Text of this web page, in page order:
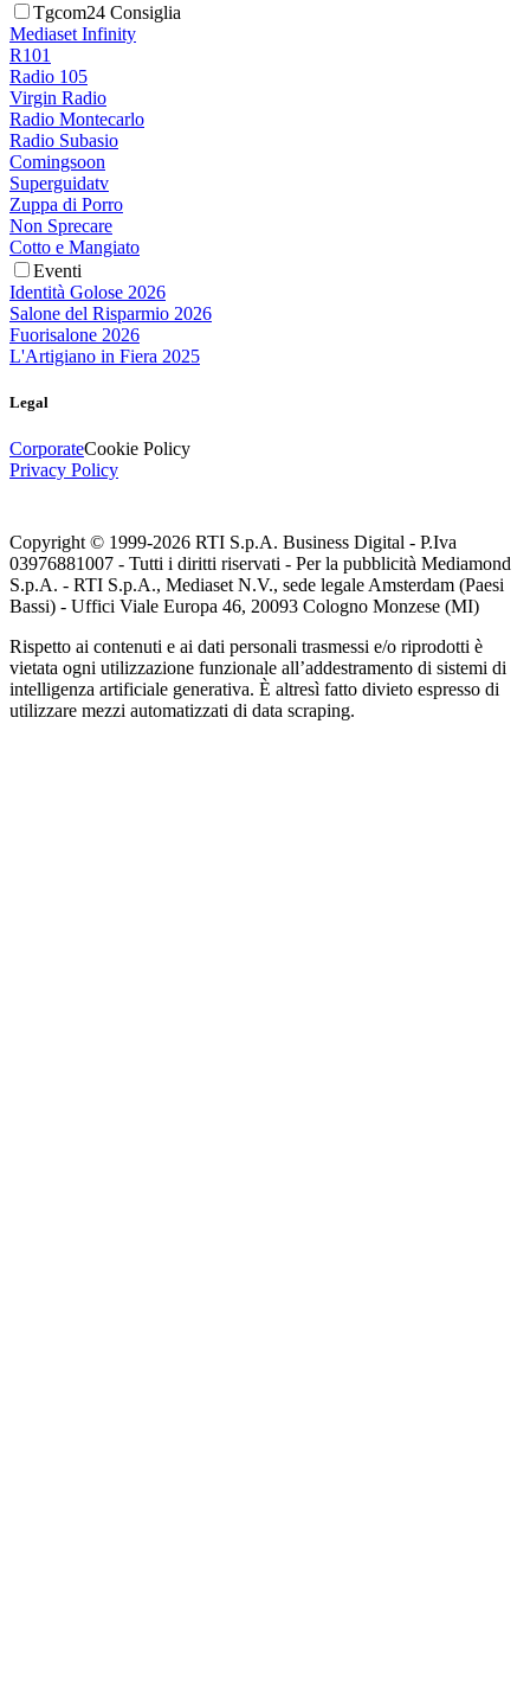
Tgcom24 Consiglia
Mediaset Infinity
R101
Radio 105
Virgin Radio
Radio Montecarlo
Radio Subasio
Comingsoon
Superguidatv
Zuppa di Porro
Non Sprecare
Cotto e Mangiato
Eventi
Identità Golose 2026
Salone del Risparmio 2026
Fuorisalone 2026
L'Artigiano in Fiera 2025
Legal
CorporateCookie Policy
Privacy Policy
Copyright © 1999-2026 RTI S.p.A. Business Digital - P.Iva
03976881007 - Tutti i diritti riservati - Per la pubblicità Mediamond
S.p.A. - RTI S.p.A., Mediaset N.V., sede legale Amsterdam (Paesi
Bassi) - Uffici Viale Europa 46, 20093 Cologno Monzese (MI)
Rispetto ai contenuti e ai dati personali trasmessi e/o riprodotti è
vietata ogni utilizzazione funzionale all’addestramento di sistemi di
intelligenza artificiale generativa. È altresì fatto divieto espresso di
utilizzare mezzi automatizzati di data scraping.